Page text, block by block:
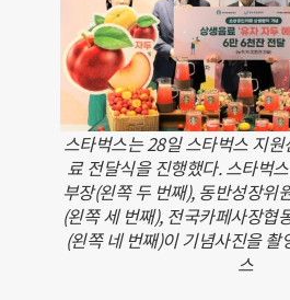
스타벅스는 28일 스타벅스 지
료 전달식을 진행했다. 스타벅
부장(왼쪽 두 번째), 동반성장위
(왼쪽 세 번째), 전국카페사장협
(왼쪽 네 번째)이 기념사진을 촬
스